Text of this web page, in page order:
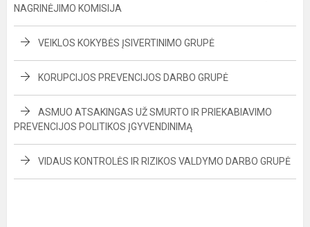
NAGRINĖJIMO KOMISIJA
VEIKLOS KOKYBĖS ĮSIVERTINIMO GRUPĖ
KORUPCIJOS PREVENCIJOS DARBO GRUPĖ
ASMUO ATSAKINGAS UŽ SMURTO IR PRIEKABIAVIMO
PREVENCIJOS POLITIKOS ĮGYVENDINIMĄ
VIDAUS KONTROLĖS IR RIZIKOS VALDYMO DARBO GRUPĖ